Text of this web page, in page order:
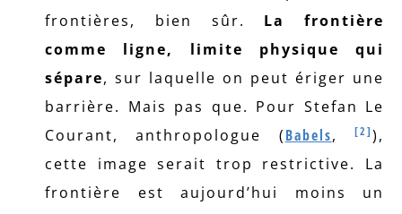
frontières, bien sûr. La frontière
comme ligne, limite physique qui
sépare, sur laquelle on peut ériger une
barrière. Mais pas que. Pour Stefan Le
Courant, anthropologue (Babels,[2]),
cette image serait trop restrictive. La
frontière est aujourd’hui moins un